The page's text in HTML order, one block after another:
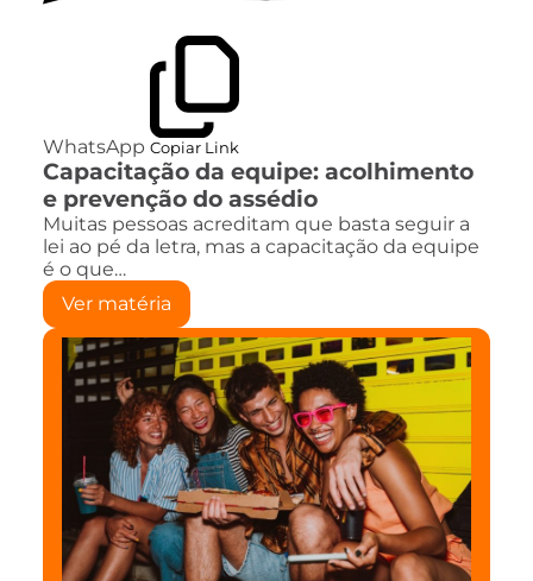
WhatsApp Copiar Link
Capacitação da equipe: acolhimento
e prevenção do assédio
Muitas pessoas acreditam que basta seguir a
lei ao pé da letra, mas a capacitação da equipe
é o que…
Ver matéria